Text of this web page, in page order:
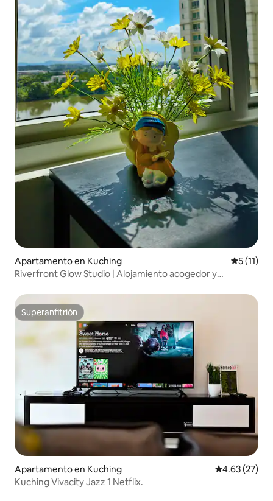
Apartamento en Kuching
5 (11)
Riverfront Glow Studio | Alojamiento acogedor y
Superanfitrión
Superanfitrión
Apartamento en Kuching Calificación
4.63 (27)
Kuching Vivacity Jazz 1 Netflix.